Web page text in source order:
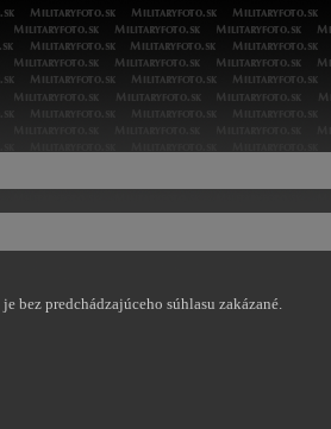
je bez predchádzajúceho súhlasu zakázané.